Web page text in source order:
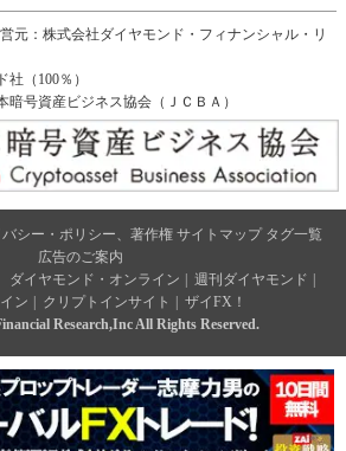
元：株式会社ダイヤモンド・フィナンシャル・リ
（100％）
号資産ビジネス協会（ＪＣＢＡ）
バシー・ポリシー、著作権 サイトマップ タグ一覧
広告のご案内
ダイヤモンド・オンライン 週刊ダイヤモンド
ン
クリプトインサイト
ザイFX！
Research,Inc All Rights Reserved.